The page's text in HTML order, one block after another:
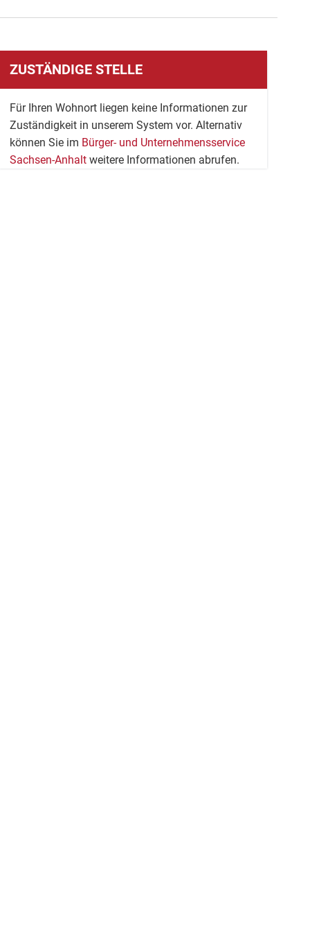
ZUSTÄNDIGE STELLE
Für Ihren Wohnort liegen keine Informationen zur
Zuständigkeit in unserem System vor. Alternativ
können Sie im Bürger- und Unternehmensservice
Sachsen-Anhalt weitere Informationen abrufen.